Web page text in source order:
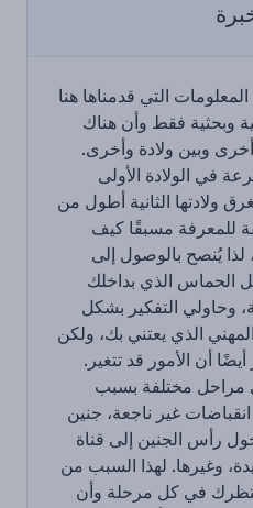
التي قدمناها هنا
وبحثية فقط وأن هناك
وبين ولادة وأخرى.
في الولادة الأولى
ولادتها الثانية أطول من
للمعرفة مسبقًا كيف
لذا يُنصح بالوصول إلى
الحماس الذي بداخلك
وحاولي التفكير بشكل
الذي يعتني بك، ولكن
أن الأمور قد تتغير.
مراحل مختلفة بسبب
غير ناجعة، جنين
رأس الجنين إلى قناة
وغيرها. لهذا السبب من
في كل مرحلة وأن